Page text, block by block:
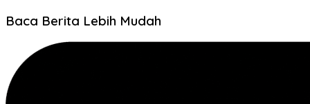
Baca Berita Lebih Mudah